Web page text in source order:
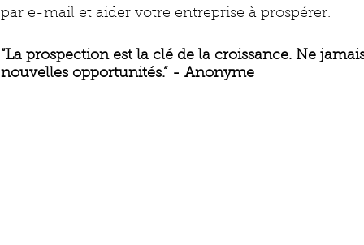
par e-mail et aider votre entreprise à prospérer.
“La prospection est la clé de la croissance. Ne
nouvelles opportunités.” - Anonyme